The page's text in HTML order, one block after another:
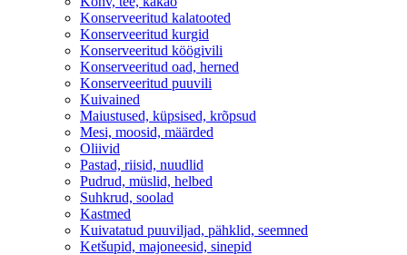
Konserveeritud kalatooted
Konserveeritud kurgid
Konserveeritud köögivili
Konserveeritud oad, herned
Konserveeritud puuvili
Kuivained
Maiustused, küpsised, krõpsud
Mesi, moosid, määrded
Oliivid
Pastad, riisid, nuudlid
Pudrud, müslid, helbed
Suhkrud, soolad
Kastmed
Kuivatatud puuviljad, pähklid, seemned
Ketšupid, majoneesid, sinepid